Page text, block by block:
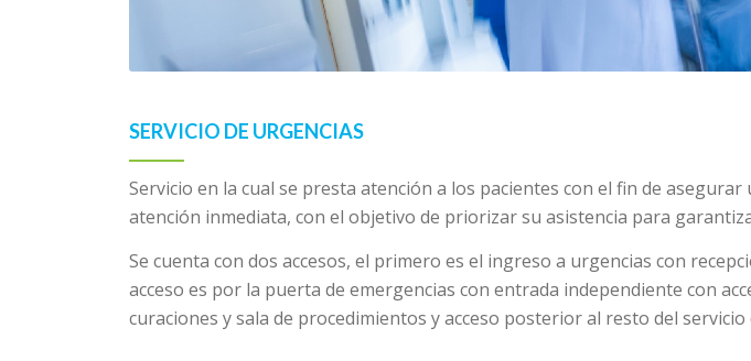
SERVICIO DE URGENCIAS
Servicio en la cual se presta atención a los pacientes con el fin de
atención inmediata, con el objetivo de priorizar su asistencia para
Se cuenta con dos accesos, el primero es el ingreso a urgencias con
acceso es por la puerta de emergencias con entrada independiente con
curaciones y sala de procedimientos y acceso posterior al resto del servicio